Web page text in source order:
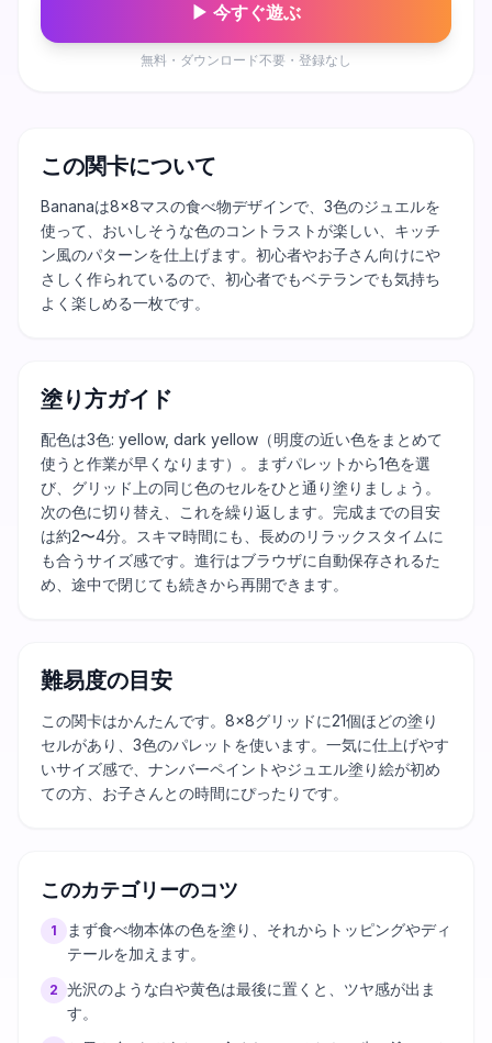
▶ 今すぐ遊ぶ
無料・ダウンロード不要・登録なし
この関卡について
Bananaは8×8マスの食べ物デザインで、3色のジュエルを
使って、おいしそうな色のコントラストが楽しい、キッチ
ン風のパターンを仕上げます。初心者やお子さん向けにや
さしく作られているので、初心者でもベテランでも気持ち
よく楽しめる一枚です。
塗り方ガイド
配色は3色: yellow, dark yellow（明度の近い色をまとめて
使うと作業が早くなります）。まずパレットから1色を選
び、グリッド上の同じ色のセルをひと通り塗りましょう。
次の色に切り替え、これを繰り返します。完成までの目安
は約2〜4分。スキマ時間にも、長めのリラックスタイムに
も合うサイズ感です。進行はブラウザに自動保存されるた
め、途中で閉じても続きから再開できます。
難易度の目安
この関卡はかんたんです。8×8グリッドに21個ほどの塗り
セルがあり、3色のパレットを使います。一気に仕上げやす
いサイズ感で、ナンバーペイントやジュエル塗り絵が初め
ての方、お子さんとの時間にぴったりです。
このカテゴリーのコツ
1
まず食べ物本体の色を塗り、それからトッピングやディ
テールを加えます。
2 光沢のような白や黄色は最後に置くと、ツヤ感が出ま
す。